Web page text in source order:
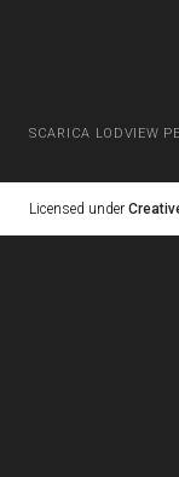
SCARICA LODVIEW
Licensed under